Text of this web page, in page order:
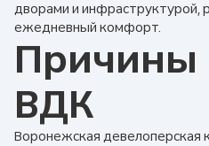
дворами и инфраструктурой,
ежедневный комфорт.
Причины
ВДК
Воронежская девелоперская